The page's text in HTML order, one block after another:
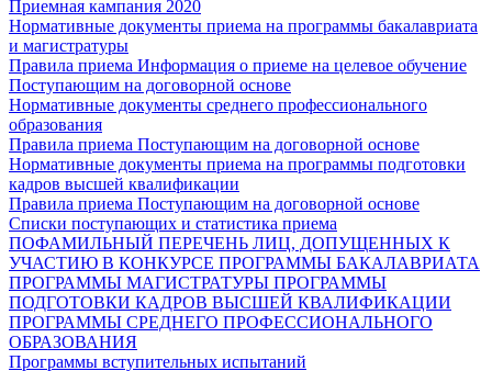
Приемная кампания 2020
Нормативные документы приема на программы бакалавриата
и магистратуры
Правила приема Информация о приеме на целевое обучение
Поступающим на договорной основе
Нормативные документы среднего профессионального
образования
Правила приема Поступающим на договорной основе
Нормативные документы приема на программы подготовки
кадров высшей квалификации
Правила приема Поступающим на договорной основе
Списки поступающих и статистика приема
ПОФАМИЛЬНЫЙ ПЕРЕЧЕНЬ ЛИЦ, ДОПУЩЕННЫХ К
УЧАСТИЮ В КОНКУРСЕ ПРОГРАММЫ БАКАЛАВРИАТА
ПРОГРАММЫ МАГИСТРАТУРЫ ПРОГРАММЫ
ПОДГОТОВКИ КАДРОВ ВЫСШЕЙ КВАЛИФИКАЦИИ
ПРОГРАММЫ СРЕДНЕГО ПРОФЕССИОНАЛЬНОГО
ОБРАЗОВАНИЯ
Программы вступительных испытаний